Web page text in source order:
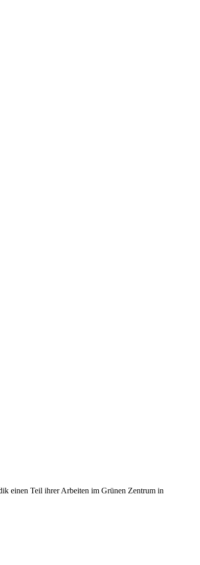
einen Teil ihrer Arbeiten im Grünen Zentrum in